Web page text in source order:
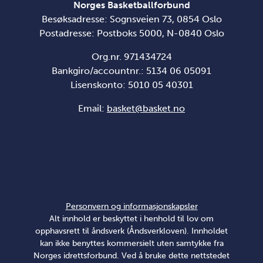
Norges Basketballforbund
Besøksadresse: Sognsveien 73, 0854 Oslo
Postadresse: Postboks 5000, N-0840 Oslo
Org.nr. 971434724
Bankgiro/accountnr.: 5134 06 05091
Lisenskonto: 5010 05 40301
Email: basket@basket.no
Personvern og informasjonskapsler
Alt innhold er beskyttet i henhold til lov om
opphavsrett til åndsverk (Åndsverkloven). Innholdet
kan ikke benyttes kommersielt uten samtykke fra
Norges idrettsforbund. Ved å bruke dette nettstedet